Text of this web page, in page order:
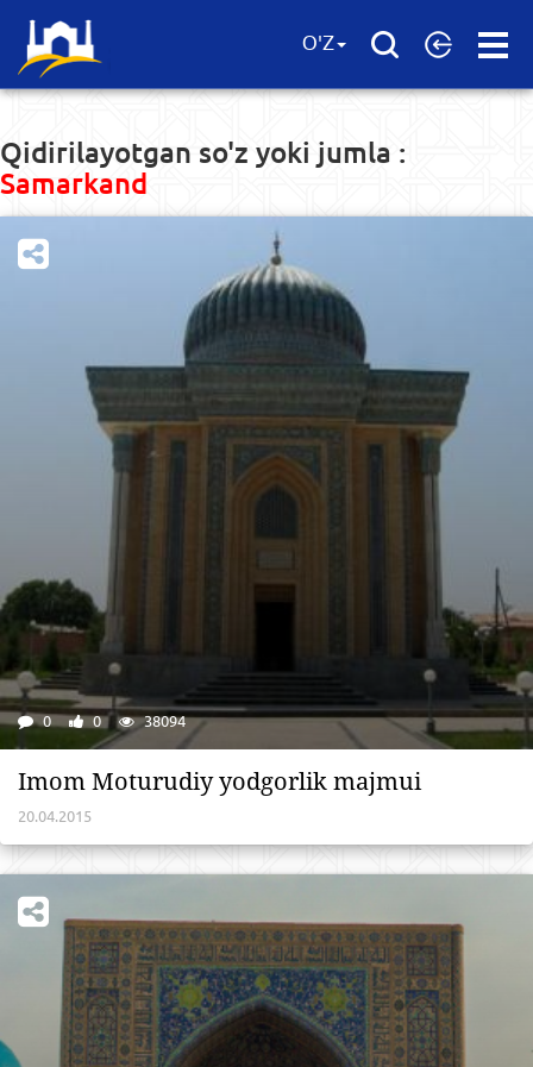
Open
O'Z
Qidirilayotgan so'z yoki jumla :
Samarkand
0 0 38094
Imom Moturudiy yodgorlik majmui
20.04.2015